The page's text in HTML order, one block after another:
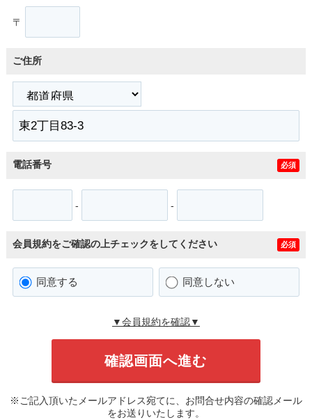
〒
ご住所
電話番号 必須
- -
会員規約をご確認の上チェックをしてください 必須
同意する 同意しない
▼会員規約を確認▼
※ご記入頂いたメールアドレス宛てに、お問合せ内容の確認メール
をお送りいたします。